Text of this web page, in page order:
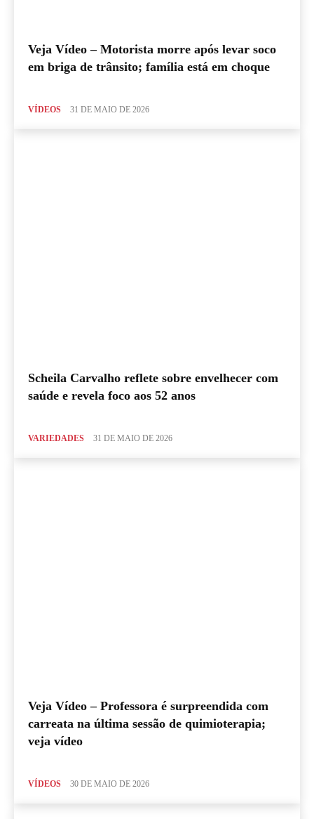
Veja Vídeo – Motorista morre após levar soco
em briga de trânsito; família está em choque
VÍDEOS 31 DE MAIO DE 2026
Scheila Carvalho reflete sobre envelhecer com
saúde e revela foco aos 52 anos
VARIEDADES 31 DE MAIO DE 2026
Veja Vídeo – Professora é surpreendida com
carreata na última sessão de quimioterapia;
veja vídeo
VÍDEOS 30 DE MAIO DE 2026